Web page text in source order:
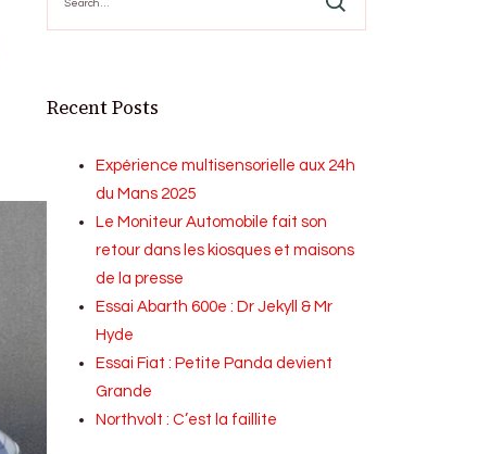
Recent Posts
Expérience multisensorielle aux 24h
du Mans 2025
Le Moniteur Automobile fait son
retour dans les kiosques et maisons
de la presse
Essai Abarth 600e : Dr Jekyll & Mr
Hyde
Essai Fiat : Petite Panda devient
Grande
Northvolt : C’est la faillite